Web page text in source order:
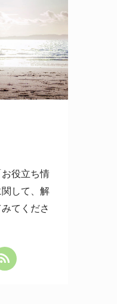
役立ち情
して、解
てくださ